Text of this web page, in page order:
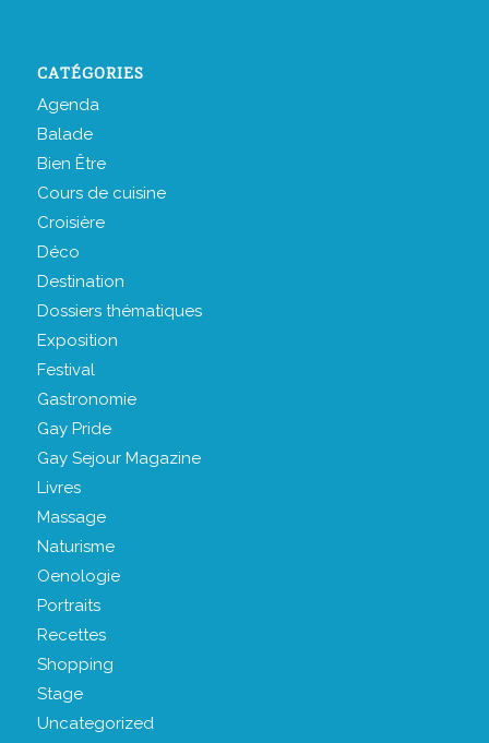
CATÉGORIES
Agenda
Balade
Bien Être
Cours de cuisine
Croisière
Déco
Destination
Dossiers thématiques
Exposition
Festival
Gastronomie
Gay Pride
Gay Sejour Magazine
Livres
Massage
Naturisme
Oenologie
Portraits
Recettes
Shopping
Stage
Uncategorized